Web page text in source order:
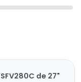
de 27"